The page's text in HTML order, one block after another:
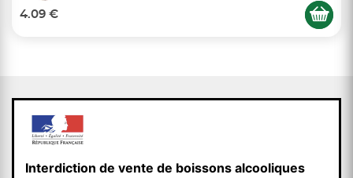
4.09 €
Interdiction de vente de boissons alcooliques